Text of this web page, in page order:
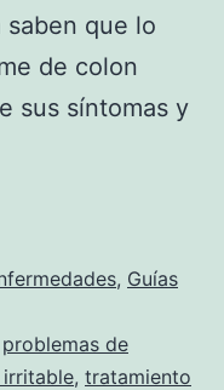
saben que lo
de colon
sus síntomas y
, Guías
problemas de
, tratamiento